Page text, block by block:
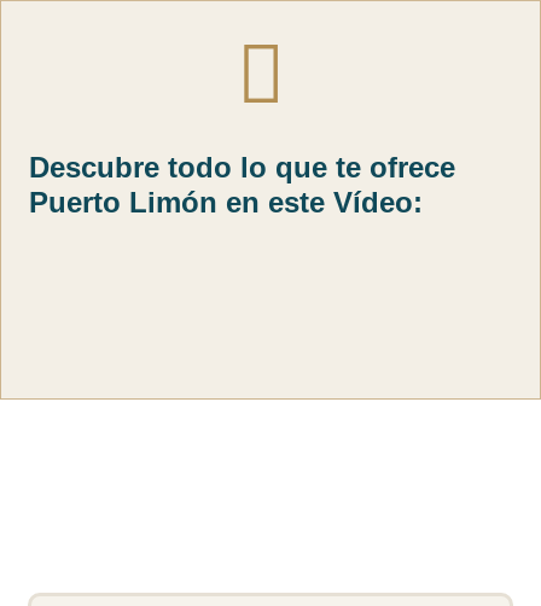
Descubre todo lo que te ofrece
Puerto Limón en este Vídeo: